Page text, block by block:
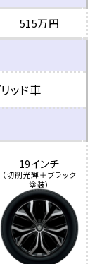
515万円
ッド車
19インチ
（切削光輝＋ブラック
塗装）